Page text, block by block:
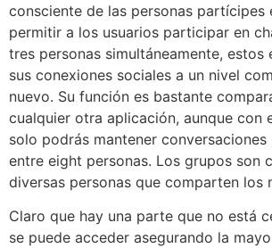
consciente de las personas partícipes
permitir a los usuarios participar en
tres personas simultáneamente, estos
sus conexiones sociales a un nivel
nuevo. Su función es bastante
cualquier otra aplicación, aunque con
solo podrás mantener
entre eight personas. Los grupos son
diversas personas que comparten los
Claro que hay una parte que no está
se puede acceder asegurando la